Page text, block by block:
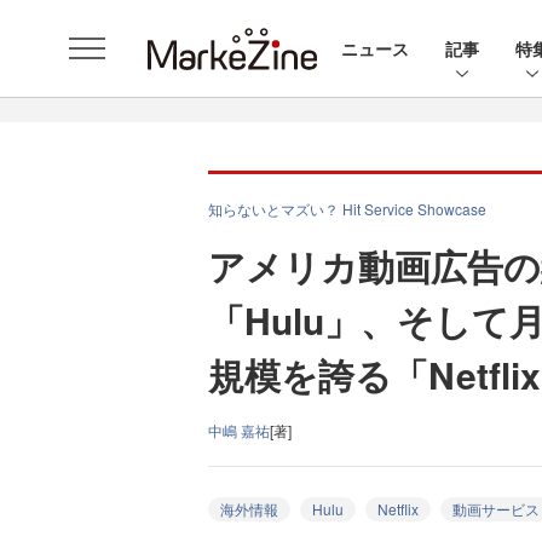
ニュース 記事 特
知らないとマズい？ Hit Service Showcase
アメリカ動画広告
「Hulu」、そして
規模を誇る「
中嶋 嘉祐[著]
海外情報 Hulu Netflix 動画サービス